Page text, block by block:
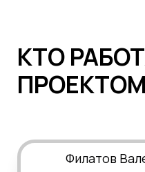
КТО
Филатов